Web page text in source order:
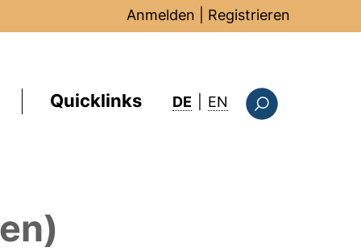
Anmelden Registrieren
Quicklinks DE EN : this page in